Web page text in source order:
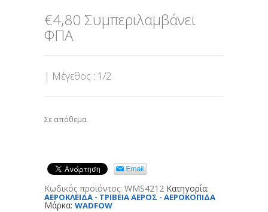
€4,80 Συμπεριλαμβάνει
ΦΠΑ
| Μέγεθος : 1/2
Σε απόθεμα
Κωδικός προϊόντος: WMS4212 Κατηγορία:
ΑΕΡΟΚΛΕΙΔΑ - ΤΡΙΒΕΙΑ ΑΕΡΟΣ - ΑΕΡΟΚΟΠΙΔΑ
Μάρκα: WADFOW